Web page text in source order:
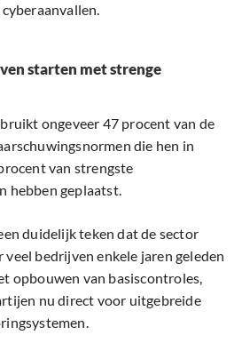
starten met strenge
ongeveer 47 procent van de
die hen in
van strengste
hebben geplaatst.
duidelijk teken dat de sector
bedrijven enkele jaren geleden
opbouwen van basiscontroles,
nu direct voor uitgebreide